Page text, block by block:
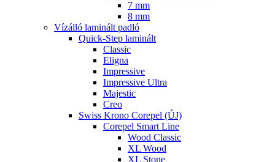
7 mm
8 mm
Vízálló laminált padló
Quick-Step laminált
Classic
Eligna
Impressive
Impressive Ultra
Majestic
Creo
Swiss Krono Corepel (ÚJ)
Corepel Smart Line
Wood Classic
XL Wood
XL Stone